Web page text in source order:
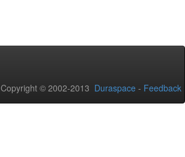
Copyright © 2002-2013 Duraspace - Feedback